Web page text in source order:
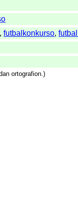
,futbalkonkurso,
ortografion.)